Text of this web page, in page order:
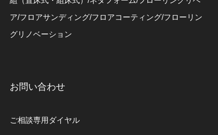
ア/フロアサンディング/フロアコーティング/フローリン
グリノベーション
お問い合わせ
ご相談専用ダイヤル